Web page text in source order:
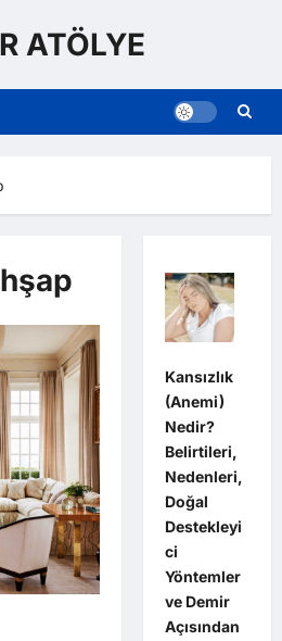
ATÖLYE
Kansızlık
(Anemi)
Nedir?
Belirtileri,
Nedenleri,
Doğal
Destekleyi
ci
Yöntemler
ve Demir
Açısından